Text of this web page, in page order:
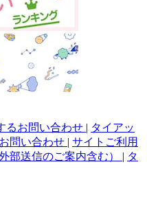
るお問い合わせ | タイアッ
問い合わせ | サイトご利用
部送信のご案内含む） | タ